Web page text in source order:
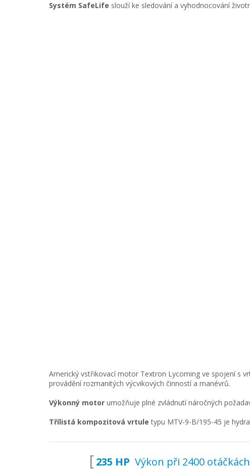
Systém SafeLife slouží ke sledování a vyhodnocování
Americký vstřikovací motor Textron Lycoming ve spojení s
provádění rozmanitých výcvikových činností a manévrů.
Výkonný motor umožňuje plné zvládnutí náročných
Třílistá kompozitová vrtule typu MTV-9-B/195-45 je
235 HP Výkon při 2400 otáčkách